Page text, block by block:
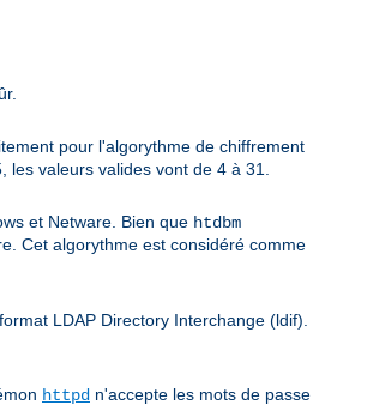
pour l'algorythme de chiffrement
valeurs valides vont de 4 à 31.
et Netware. Bien que htdbm
Cet algorythme est considéré comme
LDAP Directory Interchange (ldif).
httpd n'accepte les mots de passe